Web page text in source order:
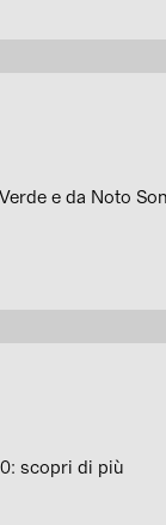
e da Noto
scopri di più